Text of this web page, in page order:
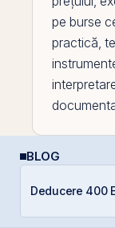
pe burse
practică,
BLOG
Deducere 400